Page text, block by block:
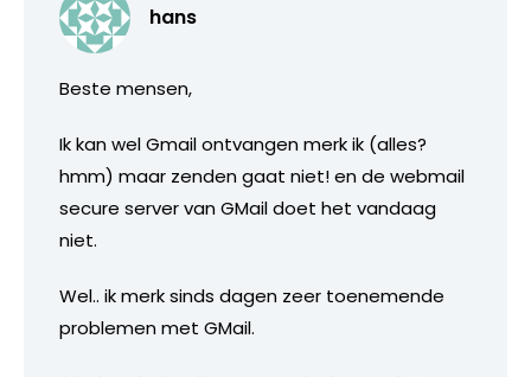
hans
Beste mensen,
Ik kan wel Gmail ontvangen merk ik (alles?
hmm) maar zenden gaat niet! en de webmail
secure server van GMail doet het vandaag
niet.
Wel.. ik merk sinds dagen zeer toenemende
problemen met GMail.